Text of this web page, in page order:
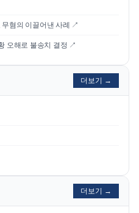
혐의 이끌어낸 사례 ↗
오해로 불송치 결정 ↗
더보기 →
더보기 →